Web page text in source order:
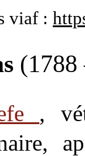
viaf :
(1788
,